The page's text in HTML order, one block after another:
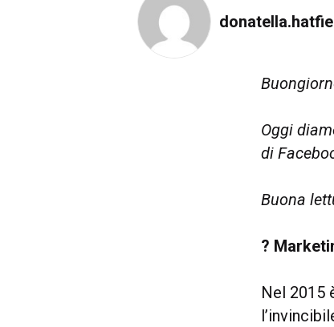
Oggi
di
Buona
?
Nel 2015